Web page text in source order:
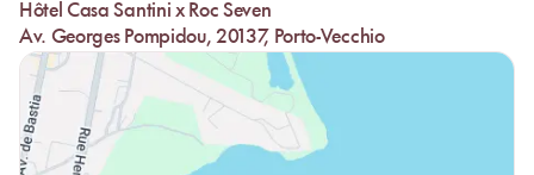
Hôtel Casa Santini x Roc Seven
Av. Georges Pompidou, 20137, Porto-Vecchio